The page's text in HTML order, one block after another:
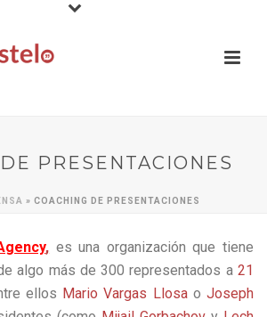
PRESENTACIONES
» COACHING DE PRESENTACIONES
, es una organización que tiene
algo más de 300 representados a 21
ellos Mario Vargas Llosa o Joseph